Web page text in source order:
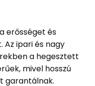
erősséget és
ipari és nagy
a hegesztett
mivel hosszú
garantálnak.